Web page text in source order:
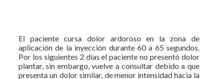
El paciente cursa dolor ardoroso en la zona de
aplicación de la inyección durante 60 a 65 segundos.
Por los siguientes 2 días el paciente no presentó dolor
plantar, sin embargo, vuelve a consultar debido a que
presenta un dolor similar, de menor intensidad hacia la